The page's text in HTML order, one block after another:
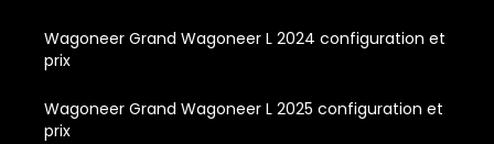
Wagoneer Grand Wagoneer L 2024 configuration et
prix
Wagoneer Grand Wagoneer L 2025 configuration et
prix